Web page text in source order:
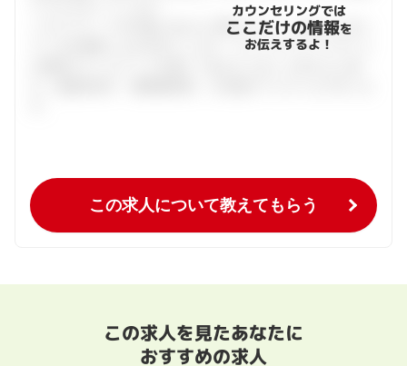
ハタラクティブが企業とあなたの間に立って、あなたに向い
ている仕事探しをお手伝いします。キャリアアドバイザーと
カウンセリングでは
ここだけの情報を
お伝えするよ！
この求人について教えてもらう
この求人を見たあなたに
おすすめの求人